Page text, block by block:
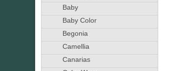
Baby
Baby Color
Begonia
Camellia
Canarias